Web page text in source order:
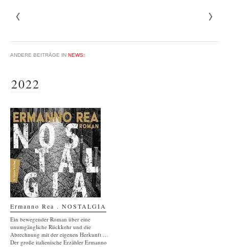
ANDERE BEITRÄGE IN NEWS:
2022
Ermanno Rea . NOSTALGIA
Ein bewegender Roman über eine
unumgängliche Rückkehr und die
Abrechnung mit der eigenen Herkunft …
Der große italienische Erzähler Ermanno